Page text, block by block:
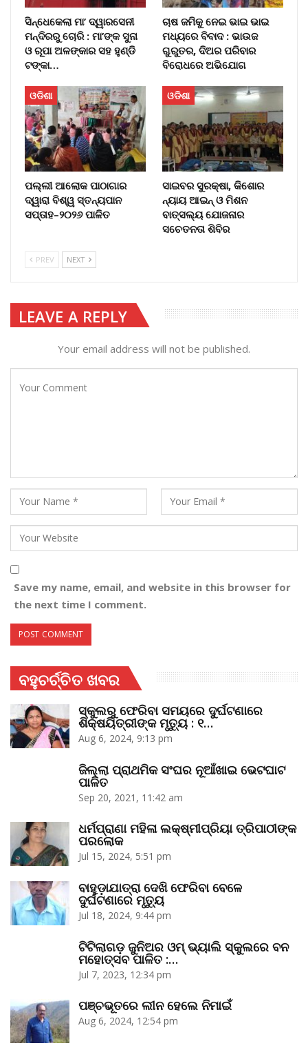
ସିନ୍ଧେକେଲା ମା’ ଦ୍ୱାରସେନୀ
ମନ୍ଦିରରୁ ଚୋରି : ମା’ଙ୍କ ସୁନା
ଓ ରୂପା ଅଳଙ୍କାର ସହ ହୁଣ୍ଡି
ଟଙ୍କା…
ଚାଷ ଜମିକୁ ନେଇ ଭାଇ ଭାଇ
ମଧ୍ୟରେ ବିବାଦ : ଭାଉଜ
ଗୁରୁତର, ଦିଅର ପରିବାର
ବିରୋଧରେ ଅଭିଯୋଗ
ଓଡିଶା
ପଲ୍ଲୀ ଆଲୋକ ପାଠାଗାର
ଦ୍ୱାରା ବିଶ୍ୱ ସ୍ତନ୍ୟପାନ
ସପ୍ତାହ–୨୦୨୬ ପାଳିତ
ଓଡିଶା
ସାଇବର ସୁରକ୍ଷା, କିଶୋର
ନ୍ୟାୟ ଆଇନ୍ ଓ ମିଶନ
ବାତ୍ସଲ୍ୟ ଯୋଜନାର
ସଚେତନତା ଶିବିର
PREV NEXT
LEAVE A REPLY
Your email address will not be published.
Save my name, email, and website in this browser for
the next time I comment.
ବହୁଚର୍ଚ୍ଚିତ ଖବର
ସ୍କୁଲରୁ ଫେରିବା ସମୟରେ ଦୁର୍ଘଟଣାରେ
ଶିକ୍ଷୟିତ୍ରୀଙ୍କ ମୃତ୍ୟୁ : ୧…
Aug 6, 2024, 9:13 pm
ଜିଲ୍ଲା ପ୍ରାଥମିକ ସଂଘର ନୂଆଁଖାଇ ଭେଟଘାଟ
ପାଳିତ
Sep 20, 2021, 11:42 am
ଧର୍ମପ୍ରାଣା ମହିଳା ଲକ୍ଷ୍ମୀପ୍ରିୟା ତ୍ରିପାଠୀଙ୍କ
ପରଲୋକ
Jul 15, 2024, 5:51 pm
ବାହୁଡ଼ାଯାତ୍ରା ଦେଖି ଫେରିବା ବେଳେ
ଦୁର୍ଘଟଣାରେ ମୃତ୍ୟୁ
Jul 18, 2024, 9:44 pm
ଟିଟିଲାଗଡ଼ ଜୁନିଅର ଓମ୍‌ ଭ୍ୟାଲି ସ୍କୁଲରେ ବନ
ମହୋତ୍ସବ ପାଳିତ :…
Jul 7, 2023, 12:34 pm
ପଞ୍ଚଭୂତରେ ଲୀନ ହେଲେ ନିମାଇଁ
Aug 6, 2024, 12:54 pm